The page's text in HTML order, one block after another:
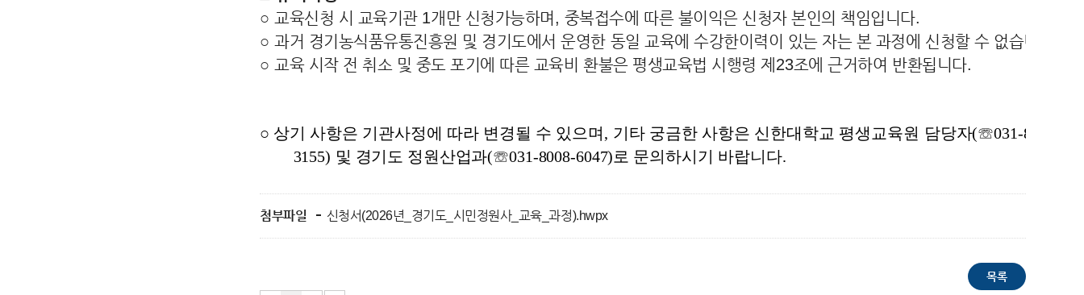
○ 교육신청 시 교육기관 1개만 신청가능하며 , 중복접수에 따른 불이익은 신청자 본인의 책임입니다.
○ 과거 경기농식품유통진흥원 및 경기도에서 운영한 동일 교육에 수강한이력이 있는 자는 본 과정에 신청할 수 없습니다
○ 교육 시작 전 취소 및 중도 포기에 따른 교육비 환불은 평생교육법 시행령 제 23조에 근거하여 반환됩니다.
○ 상기 사항은 기관사정에 따라 변경될 수 있으며 , 기타 궁금한 사항은 신한대학교 평생교육원 담당자(☏031-870-
3155) 및 경기도 정원산업과(☏031-8008-6047)로 문의 하시기 바랍니다.
첨부파일 신청서(2026년_경기도_시민정원사_교육_과정).hwpx